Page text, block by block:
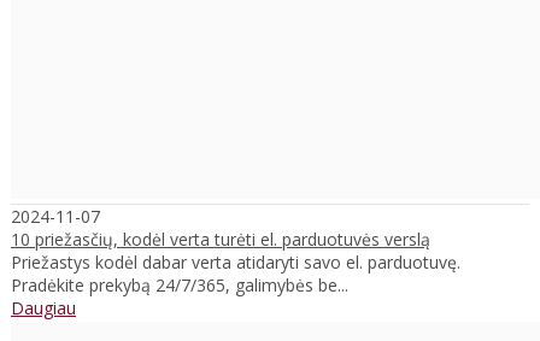
2024-11-07
10 priežasčių, kodėl verta turėti el. parduotuvės verslą
Priežastys kodėl dabar verta atidaryti savo el. parduotuvę.
Pradėkite prekybą 24/7/365, galimybės be...
Daugiau